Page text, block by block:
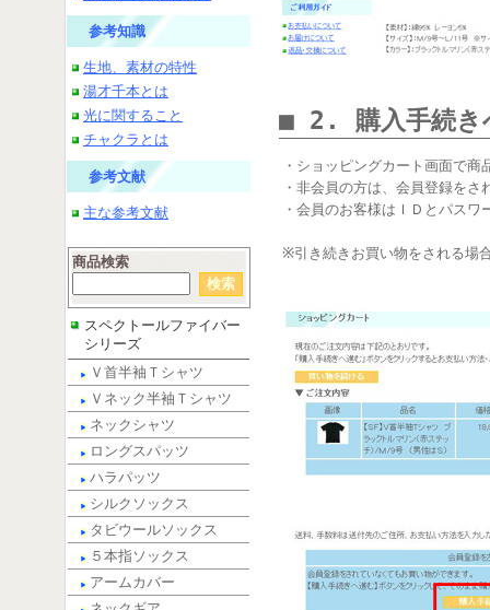
参考知識
生地、素材の特性
湯才千本とは
光に関すること
チャクラとは
参考文献
主な参考文献
商品検索
スペクトールファイバー
シリーズ
Ｖ首半袖Ｔシャツ
Ｖネック半袖Ｔシャツ
ネックシャツ
ロングスパッツ
ハラパッツ
シルクソックス
タビウールソックス
５本指ソックス
アームカバー
■ 2. 購入手続き
・ショッピングカート画面で
・非会員の方は、会員登録を
・会員のお客様はＩＤとパス
※引き続きお買い物をされる場